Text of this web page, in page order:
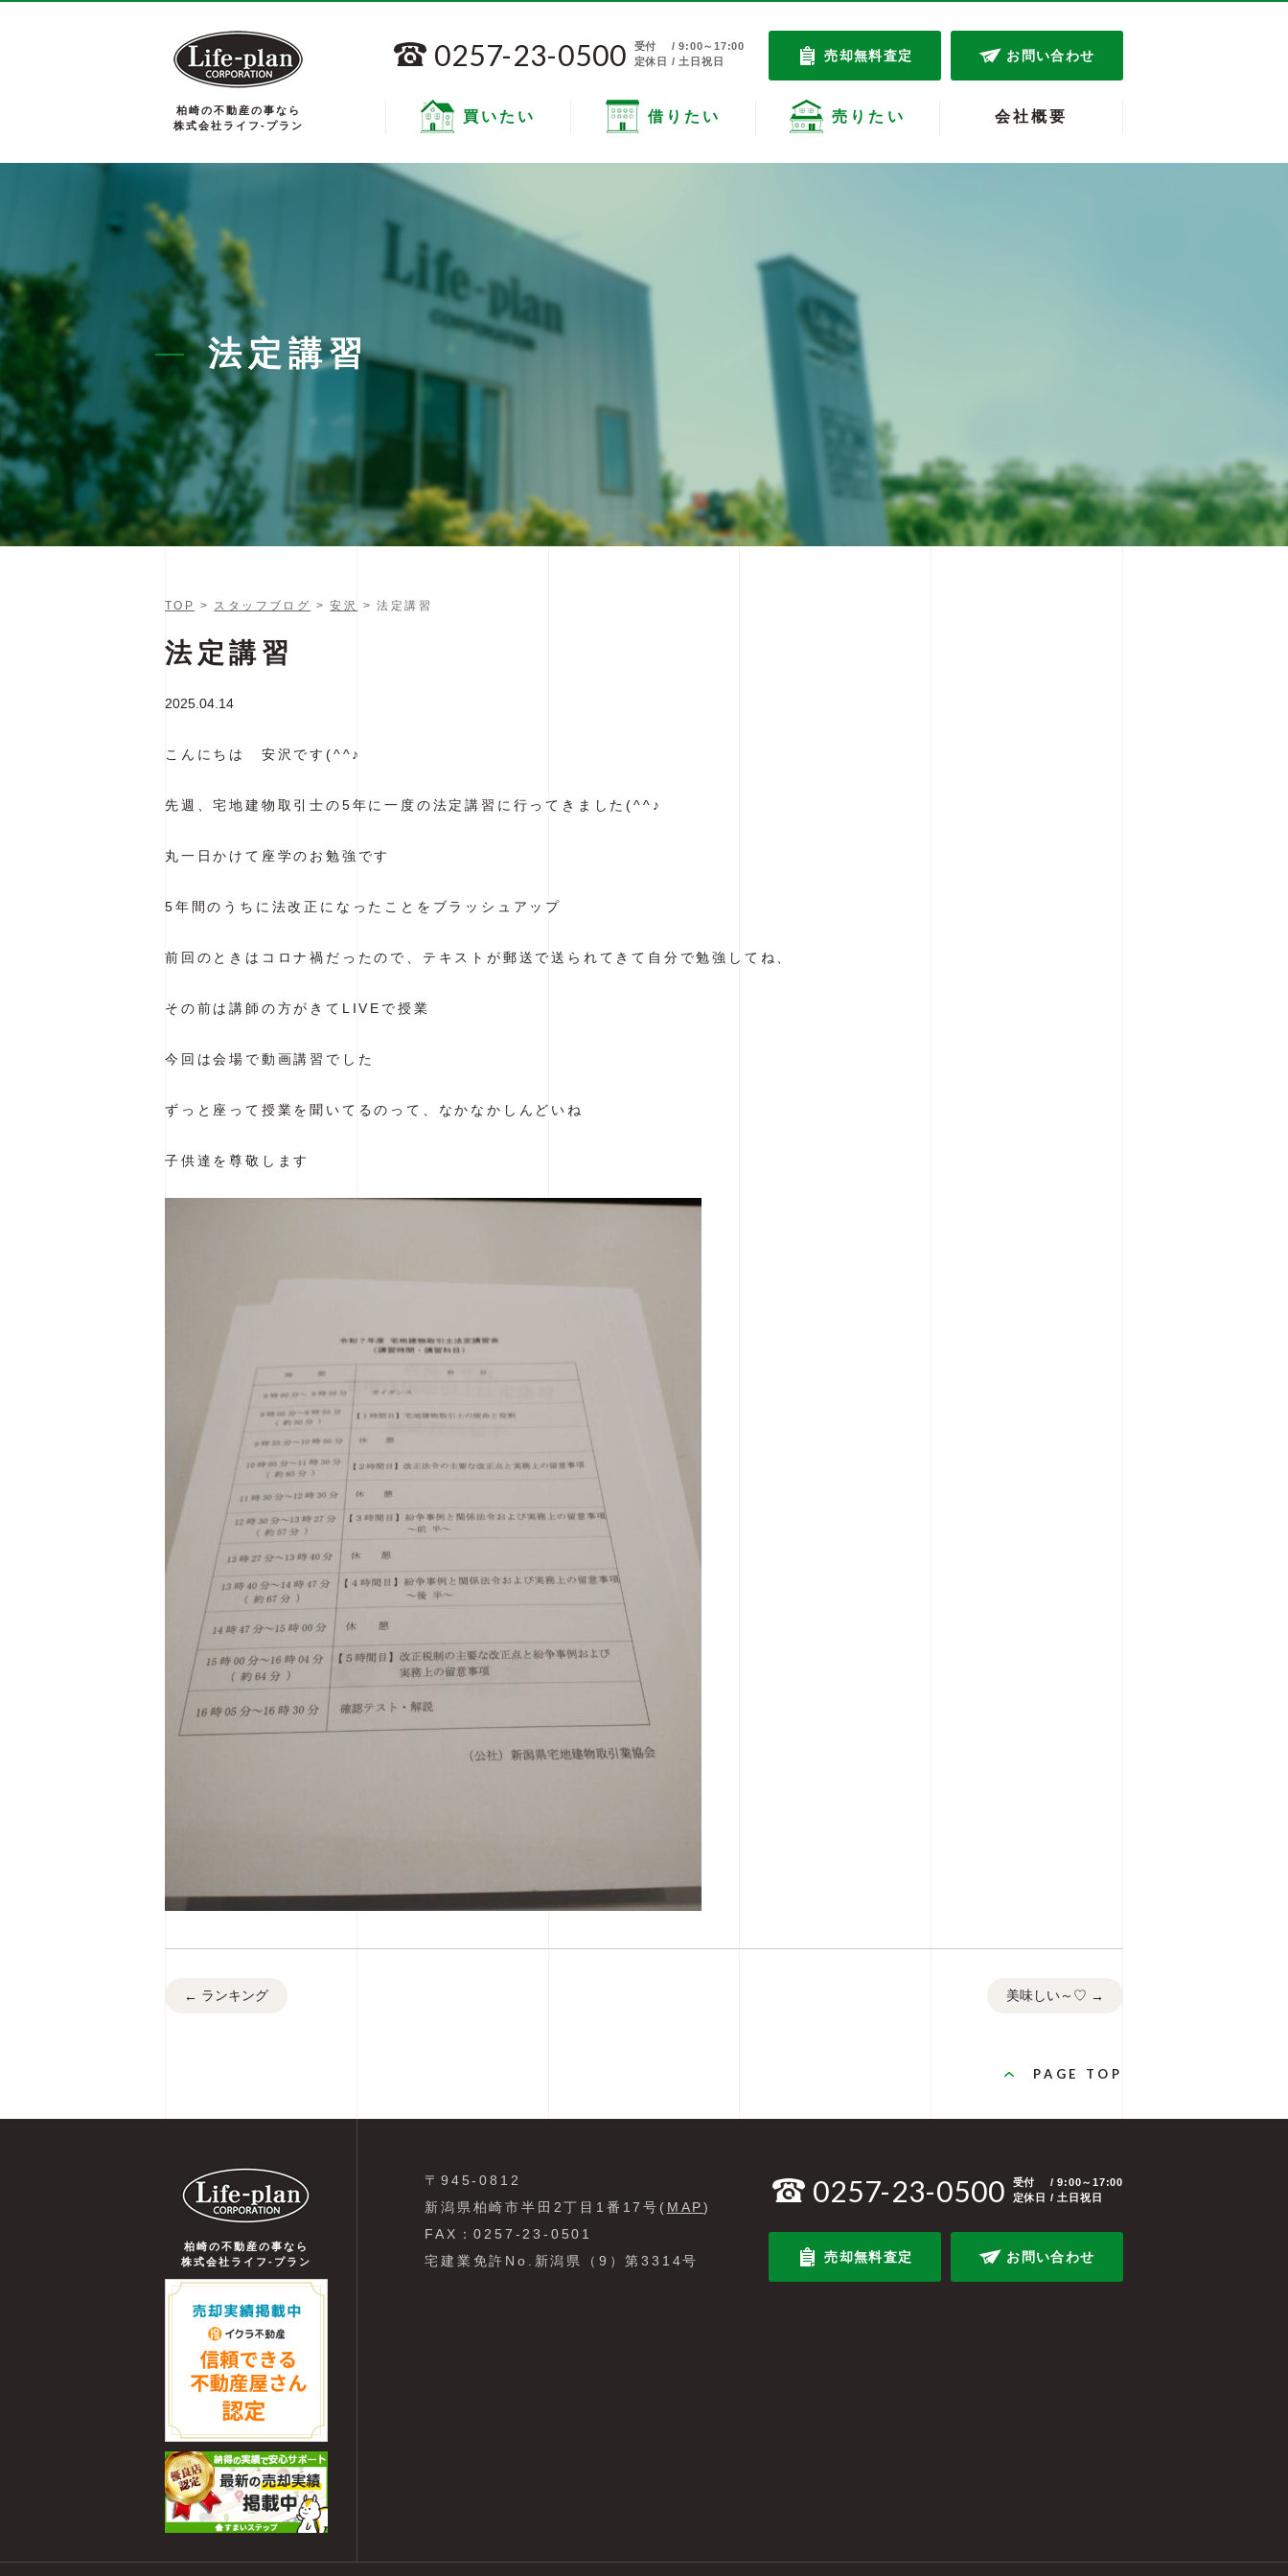
柏崎の不動産の事なら
株式会社ライフ-プラン
0257-23-0500 受付
/ 9:00～17:00
定休日 / 土日祝日
売却無料査定 お問い合わせ
買いたい 借りたい 売りたい 会社概要
法定講習
TOP > スタッフブログ >安沢 > 法定講習
法定講習
2025.04.14
こんにちは 安沢です(^^♪
先週、宅地建物取引士の5年に一度の法定講習に行ってきました(^^♪
丸一日かけて座学のお勉強です
5年間のうちに法改正になったことをブラッシュアップ
前回のときはコロナ禍だったので、テキストが郵送で送られてきて自分で勉強してね、
その前は講師の方がきてLIVEで授業
今回は会場で動画講習でした
ずっと座って授業を聞いてるのって、なかなかしんどいね
子供達を尊敬します
← ランキング 美味しい～♡ →
PAGE TOP
柏崎の不動産の事なら
株式会社ライフ-プラン
〒945-0812
新潟県柏崎市半田2丁目1番17号( MAP)
FAX：0257-23-0501
宅建業免許No.新潟県（9）第3314号
0257-23-0500 受付
/ 9:00～17:00
定休日 / 土日祝日
売却無料査定 お問い合わせ